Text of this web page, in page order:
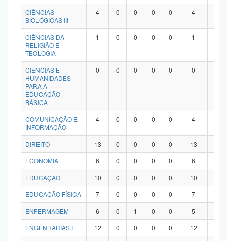
CIÊNCIAS
BIOLÓGICAS III
4 0 0 0 0 4
CIÊNCIAS DA
RELIGIÃO E
TEOLOGIA
1 0 0 0 0 1
CIÊNCIAS E
HUMANIDADES
PARA A
EDUCAÇÃO
BÁSICA
0 0 0 0 0 0
COMUNICAÇÃO E
INFORMAÇÃO
4 0 0 0 0 4
DIREITO 13 0 0 0 0 13
ECONOMIA
6 0 0 0 0 6
EDUCAÇÃO
10 0 0 0 0 10
EDUCAÇÃO FÍSICA
7 0 0 0 0 7
ENFERMAGEM
6 0 1 0 0 5
ENGENHARIAS I
12 0 0 0 0 12